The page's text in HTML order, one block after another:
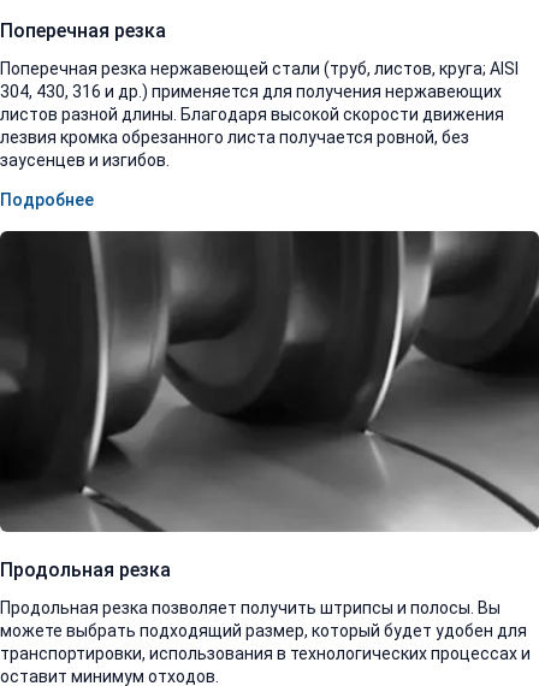
Поперечная резка
Поперечная резка нержавеющей стали (труб, листов, круга; AISI
304, 430, 316 и др.) применяется для получения нержавеющих
листов разной длины. Благодаря высокой скорости движения
лезвия кромка обрезанного листа получается ровной, без
заусенцев и изгибов.
Подробнее
Продольная резка
Продольная резка позволяет получить штрипсы и полосы. Вы
можете выбрать подходящий размер, который будет удобен для
транспортировки, использования в технологических процессах и
оставит минимум отходов.